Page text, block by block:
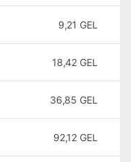
9,21 GEL
18,42 GEL
36,85 GEL
92,12 GEL